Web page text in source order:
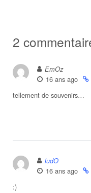
2
EmOz
16 ans ago
tellement de souvenirs…
ludO
16 ans ago
:)